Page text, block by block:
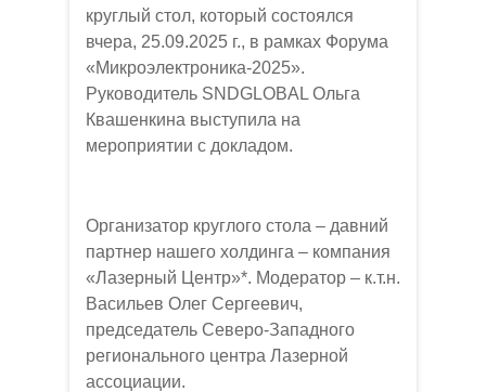
круглый стол, который состоялся
вчера, 25.09.2025 г., в рамках Форума
«Микроэлектроника-2025».
Руководитель SNDGLOBAL Ольга
Квашенкина выступила на
мероприятии с докладом.
Организатор круглого стола – давний
партнер нашего холдинга – компания
«Лазерный Центр»*. Модератор – к.т.н.
Васильев Олег Сергеевич,
председатель Северо-Западного
регионального центра Лазерной
ассоциации.